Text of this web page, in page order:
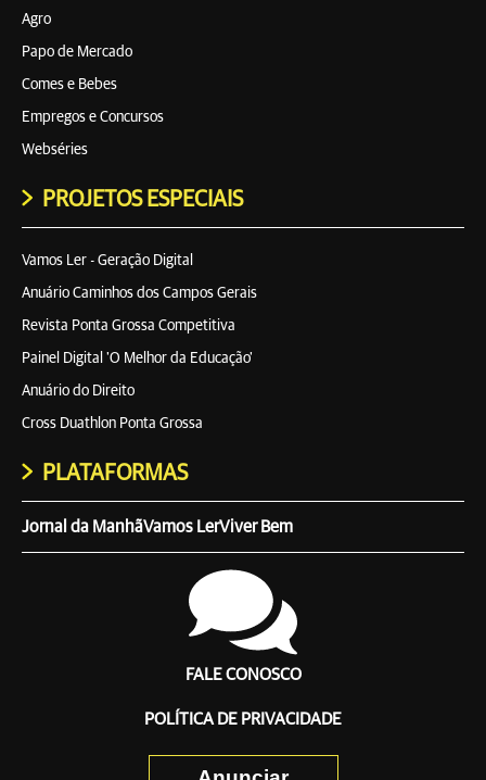
Agro
Papo de Mercado
Comes e Bebes
Empregos e Concursos
Webséries
PROJETOS ESPECIAIS
Vamos Ler - Geração Digital
Anuário Caminhos dos Campos Gerais
Revista Ponta Grossa Competitiva
Painel Digital 'O Melhor da Educação'
Anuário do Direito
Cross Duathlon Ponta Grossa
PLATAFORMAS
Jornal da ManhãVamos LerViver Bem
FALE CONOSCO
POLÍTICA DE PRIVACIDADE